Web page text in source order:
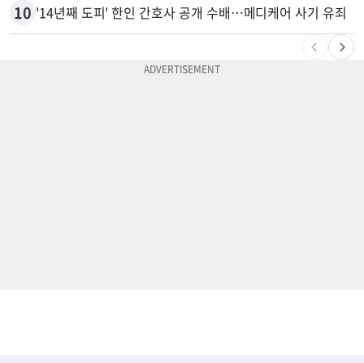
10 '14년째 도피' 한인 간호사 공개 수배…메디케어 사기 유죄